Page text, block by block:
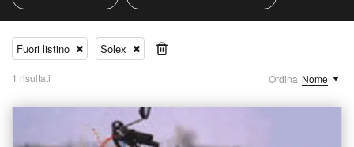
Fuori listino Solex
1 risultati Ordina Nome